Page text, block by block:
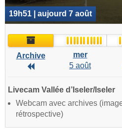
19h51 | aujourd 7 août
Archive
Archive
Archive
mer
5 août
Livecam Vallée d’Iseler/Iseler
Webcam avec archives
rétrospective)